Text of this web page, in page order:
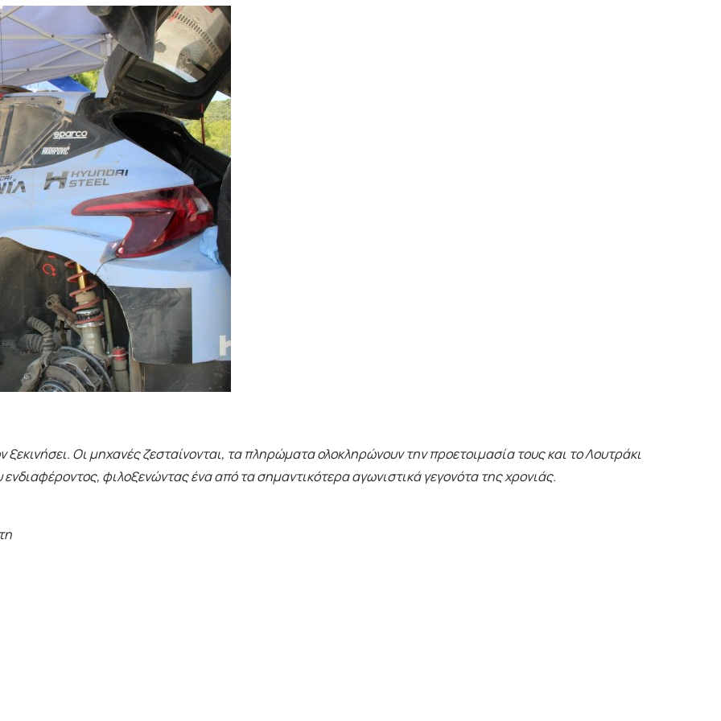
Οι μηχανές ζεσταίνονται, τα πληρώματα ολοκληρώνουν την προετοιμασία τους και το Λουτράκι
φιλοξενώντας ένα από τα σημαντικότερα αγωνιστικά γεγονότα της χρονιάς.